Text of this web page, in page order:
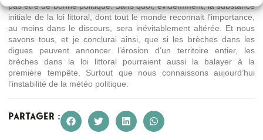
pas être de bonne politique. Sans quoi, évidemment, la substance
initiale de la loi littoral, dont tout le monde reconnait l’importance,
au moins dans le discours, sera inévitablement altérée. Et nous
savons tous, et je conclurai ainsi, que si les brèches dans les
digues peuvent annoncer l’érosion d’un territoire entier, les
brèches dans la loi littoral pourraient aussi la balayer à la
première tempête. Surtout que nous connaissons aujourd’hui
l’instabilité de la météo politique.
Partager :